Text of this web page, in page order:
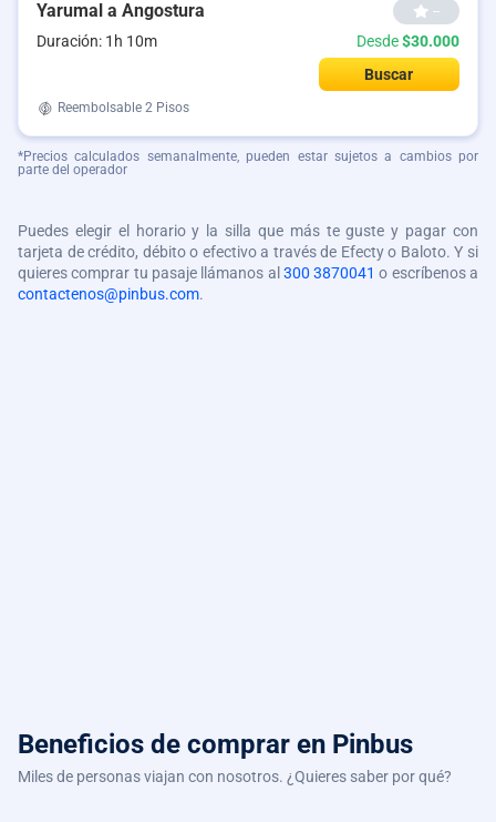
Yarumal a Angostura
Duración: 1h 10m
--
Desde$30.000
Buscar
Reembolsable 2 Pisos
*Precios calculados semanalmente, pueden estar sujetos a cambios por
parte del operador
Puedes elegir el horario y la silla que más te guste y pagar con
tarjeta de crédito, débito o efectivo a través de Efecty o Baloto. Y si
quieres comprar tu pasaje llámanos al 300 3870041 o escríbenos a
contactenos@pinbus.com.
Beneficios de comprar en Pinbus
Miles de personas viajan con nosotros. ¿Quieres saber por qué?